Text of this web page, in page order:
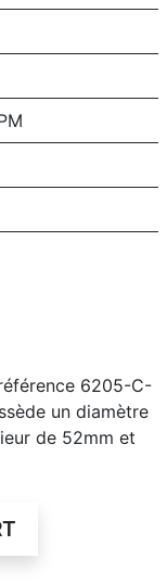
6205-C-
un diamètre
de 52mm et